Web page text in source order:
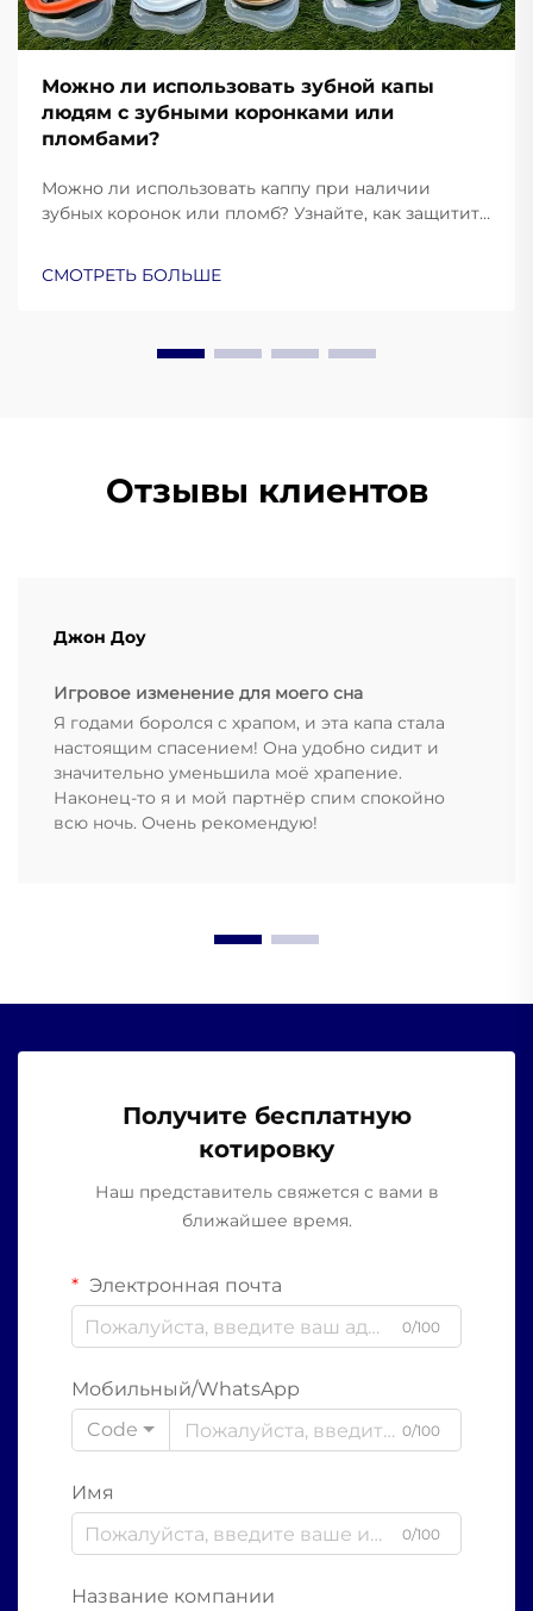
Можно ли использовать зубной капы
людям с зубными коронками или
пломбами?
Можно ли использовать каппу при наличии
зубных коронок или пломб? Узнайте, как защитить
больше уже сейчас.
СМОТРЕТЬ БОЛЬШЕ
Отзывы клиентов
Джон Доу
Игровое изменение для моего сна
Я годами боролся с храпом, и эта капа стала
настоящим спасением! Она удобно сидит и
значительно уменьшила моё храпение.
Наконец-то я и мой партнёр спим спокойно
всю ночь. Очень рекомендую!
Получите бесплатную
котировку
Наш представитель свяжется с вами в
ближайшее время.
Электронная почта
0/100
Мобильный/WhatsApp
Code
0/100
Имя
0/100
Название компании